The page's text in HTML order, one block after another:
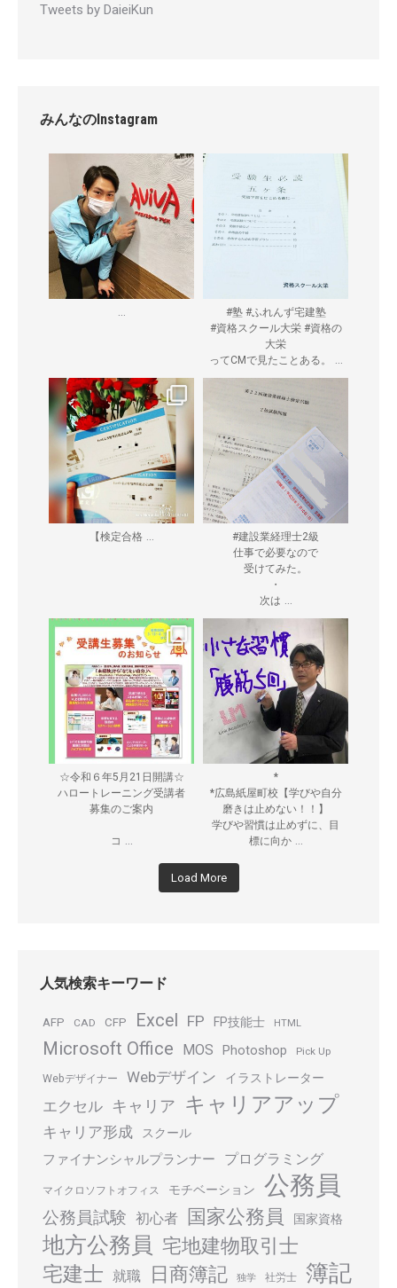
Tweets by DaieiKun
みんなのInstagram
...
#塾 #ふれんず宅建塾
#資格スクール大栄 #資格の
大栄
ってCMで見たことある。
...
【検定合格 ...
#建設業経理士2級
仕事で必要なので
受けてみた。
・
次は ...
☆令和６年5月21日開講☆
ハロートレーニング受講者
募集のご案内
コ ...
*
*広島紙屋町校【学びや自分
磨きは止めない！！】
学びや習慣は止めずに、目
標に向か ...
Load More
人気検索キーワード
AFP CAD CFP Excel FP FP技能士 HTML
Microsoft Office MOS Photoshop Pick Up
Webデザイナー Webデザイン イラストレーター
エクセル キャリア キャリアアップ
キャリア形成 スクール
ファイナンシャルプランナー プログラミング
マイクロソフトオフィス モチベーション 公務員
公務員試験 初心者 国家公務員 国家資格
地方公務員 宅地建物取引士
宅建士 就職 日商簿記 独学 社労士 簿記